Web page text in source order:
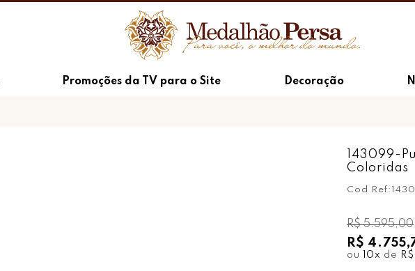
Promoções da TV para o Site Decoração
143099-
Coloridas
Cod Ref:
R$ 5.595,00
R$
ou 10x de